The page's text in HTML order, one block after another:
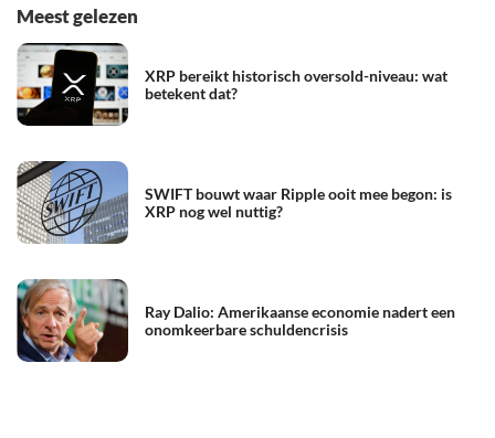
Meest gelezen
XRP bereikt historisch oversold-niveau: wat
betekent dat?
SWIFT bouwt waar Ripple ooit mee begon: is
XRP nog wel nuttig?
Ray Dalio: Amerikaanse economie nadert een
onomkeerbare schuldencrisis